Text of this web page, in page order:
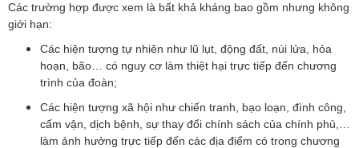
Các trường hợp được xem là bất khả kháng bao gồm nhưng không
giới hạn:
Các hiện tượng tự nhiên như lũ lụt, động đất, núi lửa, hỏa
hoạn, bão… có nguy cơ làm thiệt hại trực tiếp đến chương
trình của đoàn;
Các hiện tượng xã hội như chiến tranh, bạo loạn, đình công,
cấm vận, dịch bệnh, sự thay đổi chính sách của chính phủ,…
làm ảnh hưởng trực tiếp đến các địa điểm có trong chương